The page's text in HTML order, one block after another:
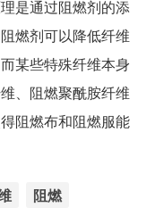
是通过阻燃剂的添
燃剂可以降低纤维
某些特殊纤维本身
、阻燃聚酰胺纤维
阻燃布和阻燃服能
阻燃